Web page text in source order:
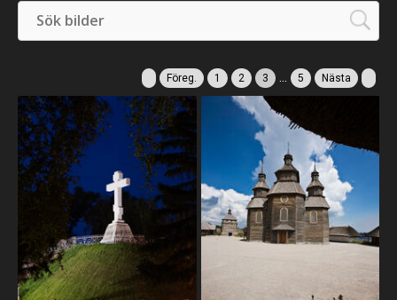
Beställ: Kalender 2025
Föreg. 1 2 3 ... 5 Nästa